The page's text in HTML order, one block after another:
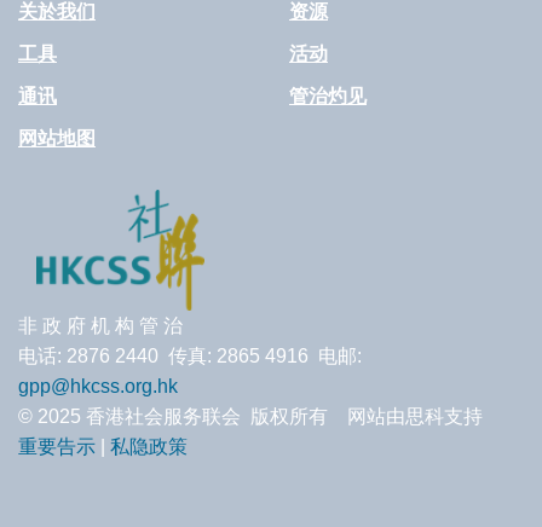
关於我们 资源
工具 活动
通讯 管治灼见
网站地图
非 政 府 机 构 管 治
电话: 2876 2440 传真: 2865 4916 电邮:
gpp@hkcss.org.hk
© 2025 香港社会服务联会 版权所有 网站由思科支持
重要告示
私隐政策